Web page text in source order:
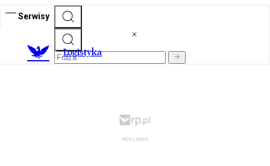
Serwisy
Logistyka